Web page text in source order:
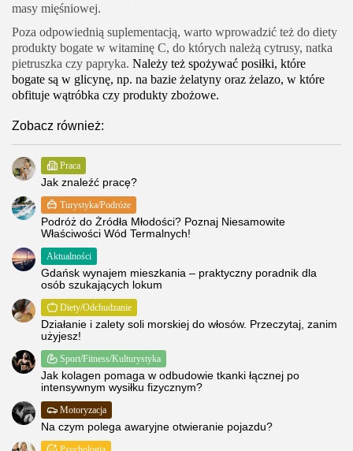
masy mięśniowej.
Poza odpowiednią suplementacją, warto wprowadzić też do diety
produkty bogate w witaminę C, do których należą cytrusy, natka
pietruszka czy papryka. Należy też spożywać posiłki, które
bogate są w glicynę, np. na bazie żelatyny oraz żelazo, w które
obfituje wątróbka czy produkty zbożowe.
Zobacz również:
Praca
Jak znaleźć pracę?
Turystyka/Podróże
Podróż do Źródła Młodości? Poznaj Niesamowite
Właściwości Wód Termalnych!
Aktualności
Gdańsk wynajem mieszkania – praktyczny poradnik dla
osób szukających lokum
Diety/Odchudzanie
Działanie i zalety soli morskiej do włosów. Przeczytaj, zanim
użyjesz!
Sport/Fitness/Kulturystyka
Jak kolagen pomaga w odbudowie tkanki łącznej po
intensywnym wysiłku fizycznym?
Motoryzacja
Na czym polega awaryjne otwieranie pojazdu?